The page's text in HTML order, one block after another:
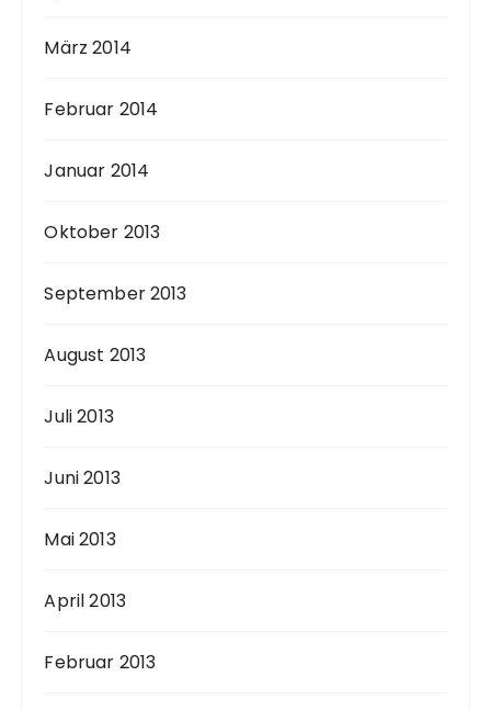
März 2014
Februar 2014
Januar 2014
Oktober 2013
September 2013
August 2013
Juli 2013
Juni 2013
Mai 2013
April 2013
Februar 2013